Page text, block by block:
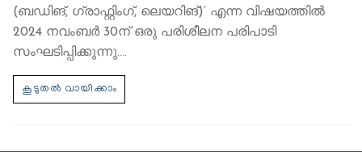
(ബഡിങ്, ഗ്രാഫ്റ്റിംഗ്, ലെയറിങ്)’ എന്ന വിഷയത്തില്‍
2024 നവംബർ 30ന് ഒരു പരിശീലന പരിപാടി
സംഘടിപ്പിക്കുന്നു.…